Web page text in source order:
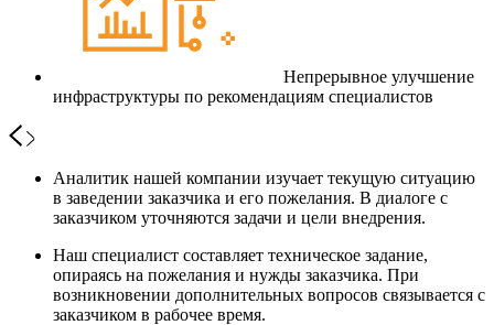
Непрерывное улучшение
инфраструктуры по рекомендациям специалистов
Аналитик нашей компании изучает текущую ситуацию
в заведении заказчика и его пожелания. В диалоге с
заказчиком уточняются задачи и цели внедрения.
Наш специалист составляет техническое задание,
опираясь на пожелания и нужды заказчика. При
возникновении дополнительных вопросов связывается с
заказчиком в рабочее время.